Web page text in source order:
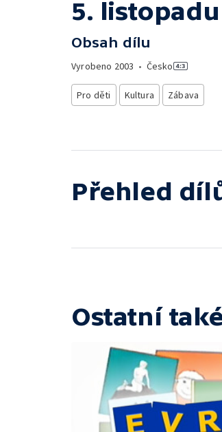
5. listopadu
Obsah dílu
Vyrobeno 2003 • Česko
Pro děti Kultura Zábava
Přehled
Ostatní